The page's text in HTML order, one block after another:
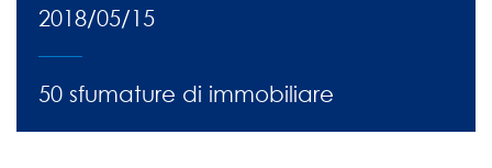
2018/05/15
50 sfumature di immobiliare